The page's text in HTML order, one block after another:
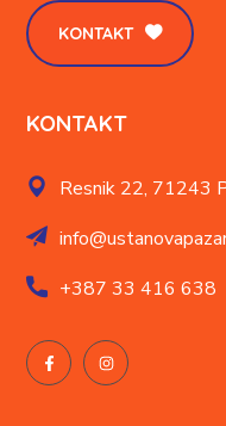
KONTAKT
KONTAKT
Resnik 22, 71243
+38733 416 638